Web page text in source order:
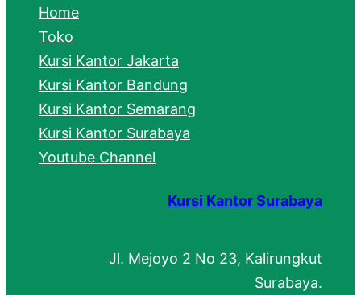
h
Home
Toko
Kursi Kantor Jakarta
Kursi Kantor Bandung
Kursi Kantor Semarang
Kursi Kantor Surabaya
Youtube Channel
Kursi Kantor Surabaya
Jl. Mejoyo 2 No 23, Kalirungkut
Surabaya.